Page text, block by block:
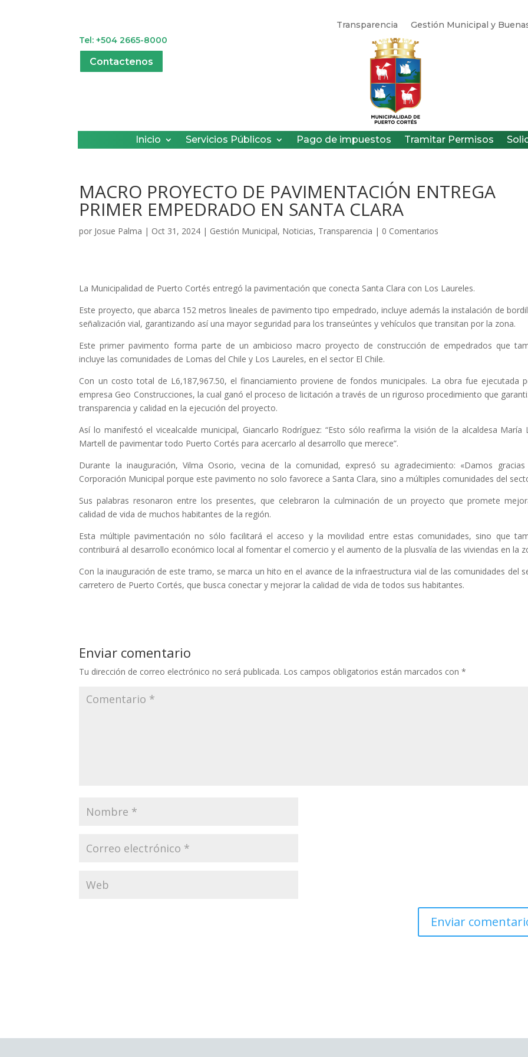
Transparencia Gestión Municipal y
Tel: +504 2665-8000
Contactenos
Inicio Servicios Públicos Pago de impuestos Tramitar Permisos
MACRO PROYECTO DE PAVIMENTACIÓN ENTREGA
PRIMER EMPEDRADO EN SANTA CLARA
por Josue Palma | Oct 31, 2024 | Gestión Municipal, Noticias, Transparencia | 0 Comentarios
La Municipalidad de Puerto Cortés entregó la pavimentación que conecta Santa Clara con Los Laureles.
Este proyecto, que abarca 152 metros lineales de pavimento tipo empedrado, incluye además la instalación de
señalización vial, garantizando así una mayor seguridad para los transeúntes y vehículos que transitan por la zona.
Este primer pavimento forma parte de un ambicioso macro proyecto de construcción de empedrados que
incluye las comunidades de Lomas del Chile y Los Laureles, en el sector El Chile.
Con un costo total de L6,187,967.50, el financiamiento proviene de fondos municipales. La obra fue ejecutada
empresa Geo Construcciones, la cual ganó el proceso de licitación a través de un riguroso procedimiento que
transparencia y calidad en la ejecución del proyecto.
Así lo manifestó el vicealcalde municipal, Giancarlo Rodríguez: “Esto sólo reafirma la visión de la alcaldesa María
Martell de pavimentar todo Puerto Cortés para acercarlo al desarrollo quemerece”.
Durante la inauguración, Vilma Osorio, vecina de la comunidad, expresó su agradecimiento: «Damos
Corporación Municipal porque este pavimento no solo favorece a Santa Clara, sino a múltiples comunidades del
Sus palabras resonaron entre los presentes, que celebraron la culminación de un proyecto que promete
calidad de vida de muchos habitantes de la región.
Esta múltiple pavimentación no sólo facilitará el acceso y la movilidad entre estas comunidades, sino que
contribuirá al desarrollo económico local al fomentar el comercio y el aumento de la plusvalía de las viviendas en la
Con la inauguración de este tramo, se marca un hito en el avance de la infraestructura vial de las comunidades del
carretero de Puerto Cortés, que busca conectar y mejorar la calidad de vida de todos sus habitantes.
Enviar comentario
Tu dirección de correo electrónico no será publicada. Los campos obligatorios están marcados con*